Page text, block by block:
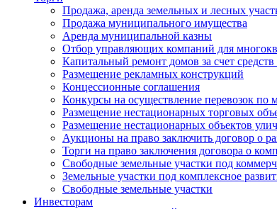
Продажа, аренда земельных и лесных
Продажа муниципального имущества
Аренда муниципальной казны
Отбор управляющих компаний для
Капитальный ремонт домов за счет
Размещение рекламных конструкций
Концессионные соглашения
Конкурсы на осуществление перевозок
Размещение нестационарных торговых
Размещение нестационарных объектов
Аукционы на право заключить договор о
Торги на право заключения договора о
Свободные земельные участки под
Земельные участки под комплексное
Свободные земельные участки
Инвесторам